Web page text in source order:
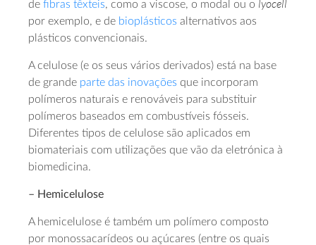
de fibras têxteis, como a viscose, o modal ou o lyocell
por exemplo, e de bioplásticos alternativos aos
plásticos convencionais.
A celulose (e os seus vários derivados) está na base
de grande parte das inovações que incorporam
polímeros naturais e renováveis para substituir
polímeros baseados em combustíveis fósseis.
Diferentes tipos de celulose são aplicados em
biomateriais com utilizações que vão da eletrónica à
biomedicina.
– Hemicelulose
A hemicelulose é também um polímero composto
por monossacarídeos ou açúcares (entre os quais